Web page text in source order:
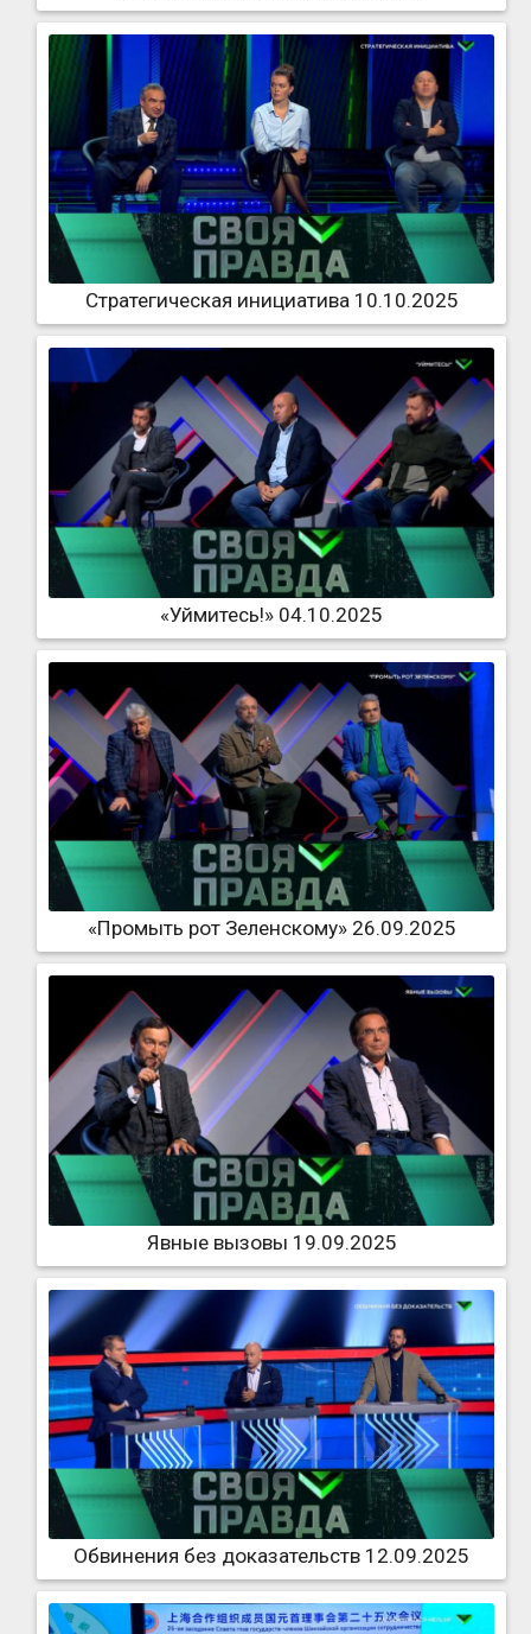
Стратегическая инициатива 10.10.2025
«Уймитесь!» 04.10.2025
«Промыть рот Зеленскому» 26.09.2025
Явные вызовы 19.09.2025
Обвинения без доказательств 12.09.2025